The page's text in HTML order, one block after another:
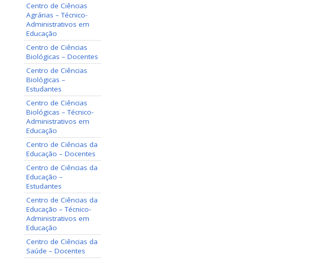
Centro de Ciências
Agrárias – Técnico-
Administrativos em
Educação
Centro de Ciências
Biológicas – Docentes
Centro de Ciências
Biológicas –
Estudantes
Centro de Ciências
Biológicas – Técnico-
Administrativos em
Educação
Centro de Ciências da
Educação – Docentes
Centro de Ciências da
Educação –
Estudantes
Centro de Ciências da
Educação – Técnico-
Administrativos em
Educação
Centro de Ciências da
Saúde – Docentes